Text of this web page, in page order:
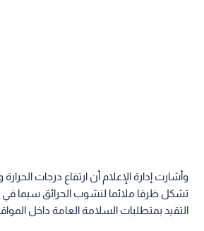
وأشارت إدارة الإعلام أن ارتفاع درجات
تشكل ظرفا ملائما لنشوب الحرائق سيما
التقيد بمتطلبات السلامة العامة داخل